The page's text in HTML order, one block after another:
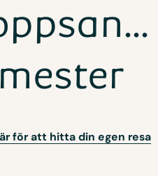
för att hitta din egen resa